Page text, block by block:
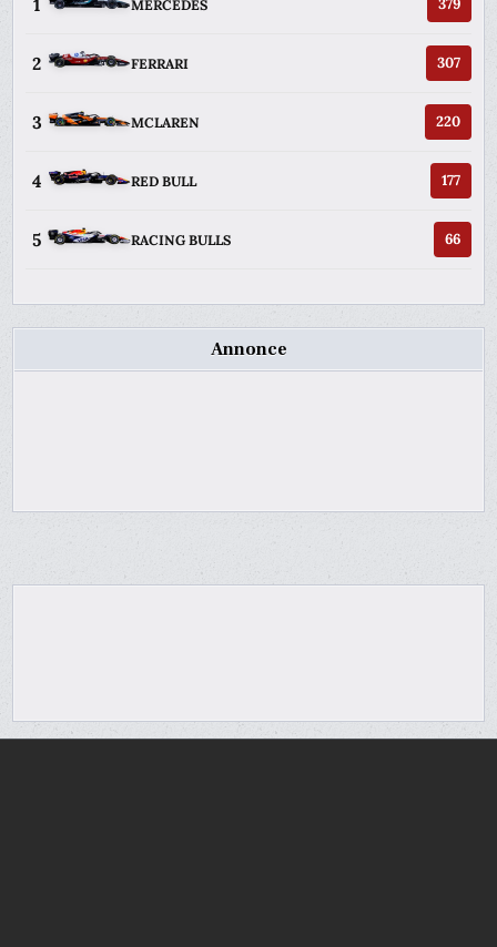
1 MERCEDES 379
2 FERRARI 307
3 MCLAREN 220
4 RED BULL 177
5 RACING BULLS 66
Annonce